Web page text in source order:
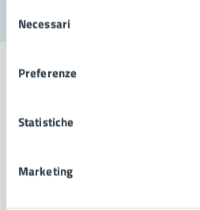
delNecessari
Preferenze
Statistiche
Marketing
Comune di Napoli
AMMINISTRAZIONE